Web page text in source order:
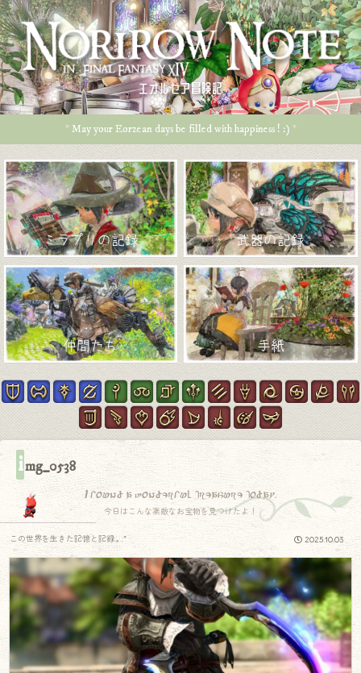
エオルゼア冒険記
* May your Eorzean days be filled with happiness ! :) *
ミラプリの記録 武器の記録
仲間たち 手紙
img_0538
I found a wonderful treasure today.
今日はこんな素敵なお宝物を見つけたよ！
2025.10.03
この世界を生きた記憶と記録.｡.:*